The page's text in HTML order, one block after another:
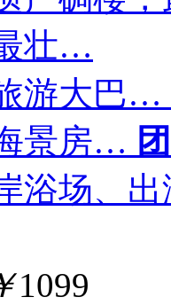
壮…
游大巴…
景房…
浴场、
1099